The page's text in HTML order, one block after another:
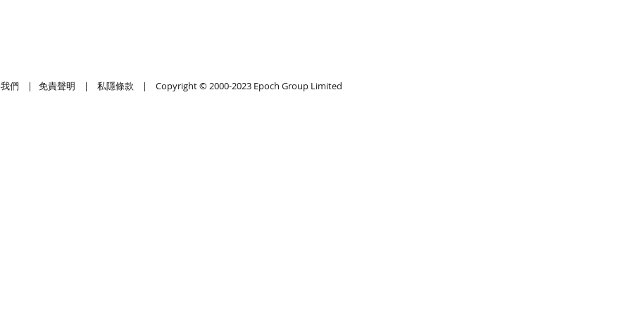
們 | 免責聲明 | 私隱條款 | Copyright © 2000-2023 Epoch Group Limited